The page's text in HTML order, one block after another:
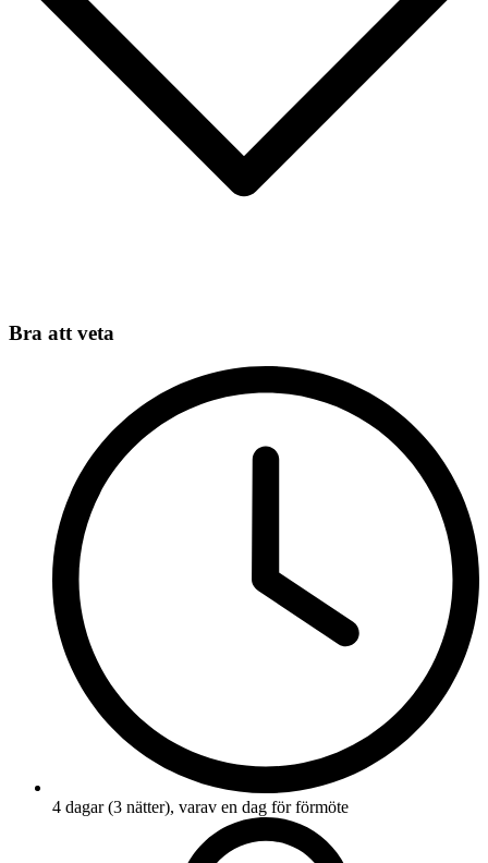
Bra att veta
4 dagar (3 nätter), varav en dag för förmöte